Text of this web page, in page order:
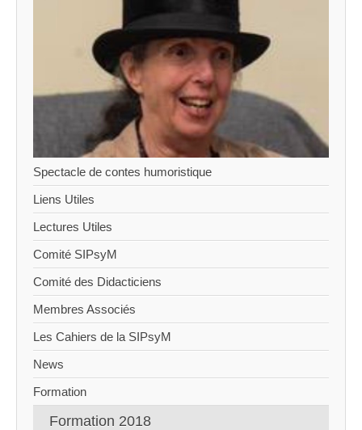
Spectacle de contes humoristique
Liens Utiles
Lectures Utiles
Comité SIPsyM
Comité des Didacticiens
Membres Associés
Les Cahiers de la SIPsyM
News
Formation
Formation 2018